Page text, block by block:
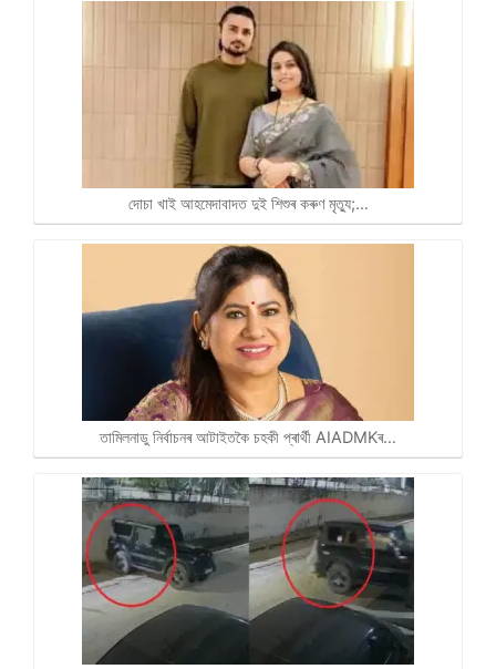
দোচা খাই আহমেদাবাদত দুই শিশুৰ কৰুণ মৃত্যু;…
তামিলনাডু নিৰ্বাচনৰ আটাইতকৈ চহকী প্ৰাৰ্থী AIADMKৰ…